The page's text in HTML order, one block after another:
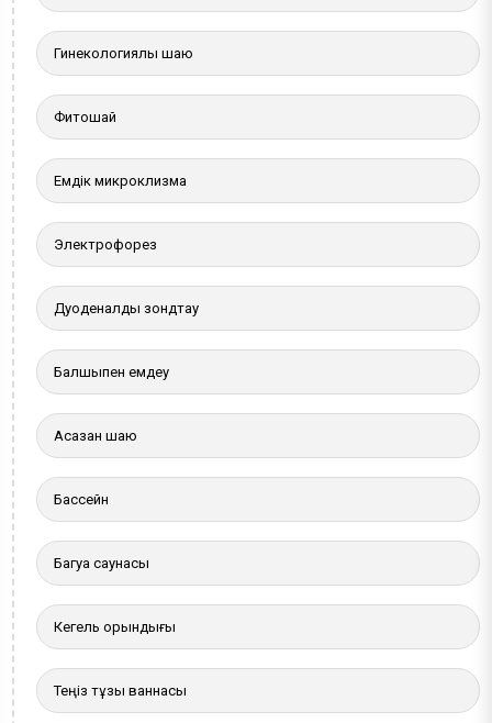
Гинекологиялық шаю
Фитошай
Емдік микроклизма
Электрофорез
Дуоденалды зондтау
Балшықпен емдеу
Асқазан шаю
Бассейн
Багуа саунасы
Кегель орындығы
Теңіз тұзы ваннасы